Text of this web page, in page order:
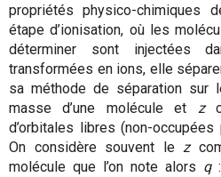
propriétés physico-chimiques
étape d’ionisation, où les
déterminer sont injectées
transformées en ions, elle
sa méthode de séparation sur
masse d’une molécule et z
d’orbitales libres (non-occupées
On considère souvent lez
molécule que l’on note alors q: